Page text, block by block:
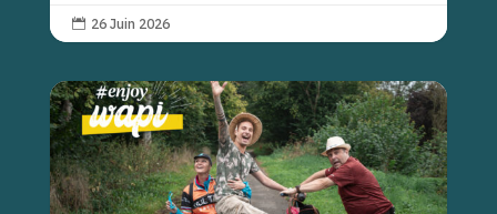
 26 Juin 2026